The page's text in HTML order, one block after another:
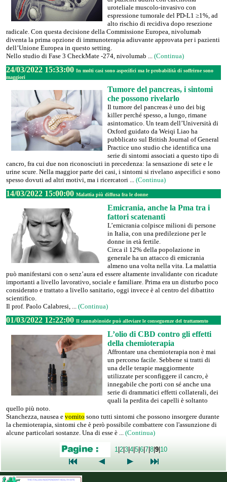
uroteliale muscolo-invasivo con
espressione tumorale del PD-L1 ≥1%, ad
alto rischio di recidiva dopo resezione
radicale. Con questa decisione della Commissione Europea, nivolumab
diventa la prima opzione di immunoterapia adiuvante approvata per i pazienti
dell’Unione Europea in questo setting.
Nello studio di Fase 3 CheckMate -274, nivolumab ... (Continua)
24/03/2022 15:33:00 In molti casi sono aspecifici ma le probabilità di soffrirne sono
maggiori
Tumore del pancreas, i sintomi
che possono rivelarlo
Il tumore del pancreas è uno dei big
killer perché spesso, a lungo, rimane
asintomatico. Un team dell’Università di
Oxford guidato da Weiqi Liao ha
pubblicato sul British Journal of General
Practice uno studio che identifica una
serie di sintomi associati a questo tipo di
cancro, fra cui due non riconosciuti in precedenza: la sensazione di sete e le
urine scure. Nella maggior parte dei casi, i sintomi si rivelano aspecifici e sono
spesso dovuti ad altri motivi, ma i ricercatori ... (Continua)
14/03/2022 15:00:00 Malattia più diffusa fra le donne
Emicrania, anche la Pma tra i
fattori scatenanti
L’emicrania colpisce milioni di persone
in Italia, con una predilezione per le
donne in età fertile.
Circa il 12% della popolazione in
generale ha un attacco di emicrania
almeno una volta nella vita. La malattia
può manifestarsi con o senz’aura ed essere altamente invalidante con ricadute
importanti a livello lavorativo, sociale e familiare. Prima era un disturbo poco
considerato e trattato a livello sanitario, oggi invece è al centro del dibattito
scientifico.
Il prof. Paolo Calabresi, ... (Continua)
01/03/2022 12:22:00 Il cannabinoide può alleviare le conseguenze del trattamento
L’olio di CBD contro gli effetti
della chemioterapia
Affrontare una chemioterapia non è mai
un percorso facile. Sebbene si tratti di
una delle terapie maggiormente
utilizzate per sconfiggere il cancro, è
innegabile che porti con sé anche una
serie di drammatici effetti collaterali, dei
quali la perdita dei capelli è soltanto
quello più noto.
Stanchezza, nausea e vomito sono tutti sintomi che possono insorgere durante
la chemioterapia, sintomi che è però possibile combattere con l'assunzione di
alcune particolari sostanze. Una di esse è ... (Continua)
1 |2|3|4|5|6|7|8|9|10